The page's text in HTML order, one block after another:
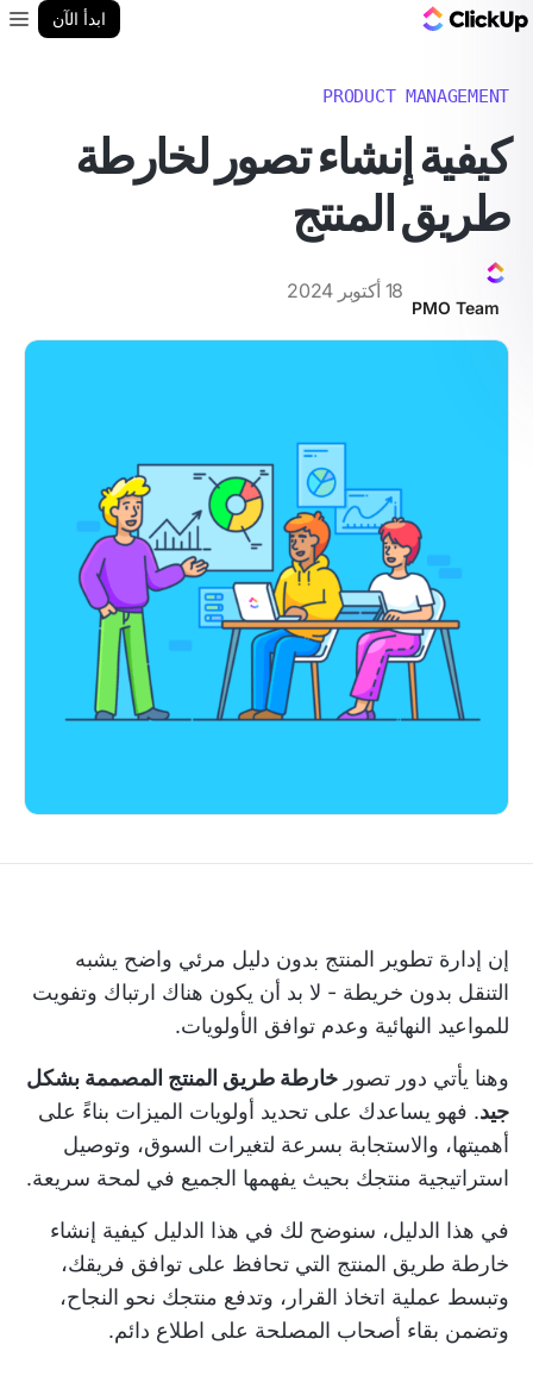
ابدأ الآن
PRODUCT MANAGEMENT
كيفية إنشاء تصور لخارطة
طريق المنتج
PMO Team
18 أكتوبر 2024
إن إدارة تطوير المنتج بدون دليل مرئي واضح يشبه
التنقل بدون خريطة - لا بد أن يكون هناك ارتباك وتفويت
للمواعيد النهائية وعدم توافق الأولويات.
وهنا يأتي دور تصور خارطة طريق المنتج المصممة بشكل
جيد. فهو يساعدك على تحديد أولويات الميزات بناءً على
أهميتها، والاستجابة بسرعة لتغيرات السوق، وتوصيل
استراتيجية منتجك بحيث يفهمها الجميع في لمحة سريعة.
في هذا الدليل، سنوضح لك في هذا الدليل كيفية إنشاء
خارطة طريق المنتج التي تحافظ على توافق فريقك،
وتبسط عملية اتخاذ القرار، وتدفع منتجك نحو النجاح،
وتضمن بقاء أصحاب المصلحة على اطلاع دائم.